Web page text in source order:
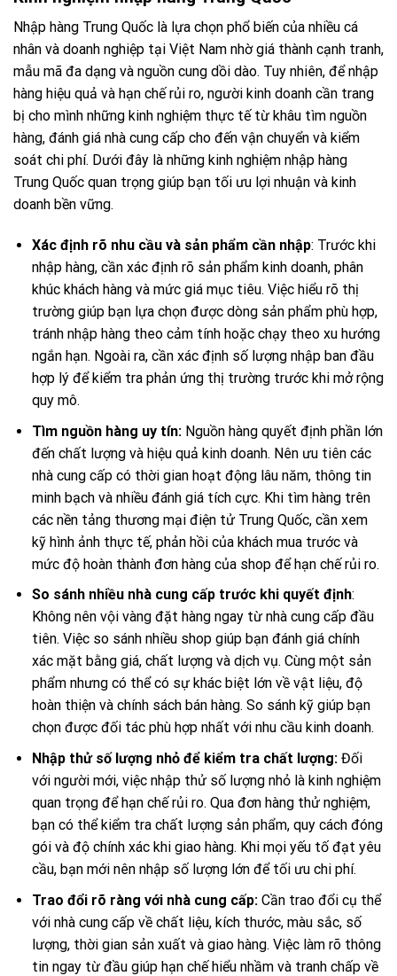
Nhập hàng Trung Quốc là lựa chọn phổ biến của nhiều cá
nhân và doanh nghiệp tại Việt Nam nhờ giá thành cạnh tranh,
mẫu mã đa dạng và nguồn cung dồi dào. Tuy nhiên, để nhập
hàng hiệu quả và hạn chế rủi ro, người kinh doanh cần trang
bị cho mình những kinh nghiệm thực tế từ khâu tìm nguồn
hàng, đánh giá nhà cung cấp cho đến vận chuyển và kiểm
soát chi phí. Dưới đây là những kinh nghiệm nhập hàng
Trung Quốc quan trọng giúp bạn tối ưu lợi nhuận và kinh
doanh bền vững.
Xác định rõ nhu cầu và sản phẩm cần nhập: Trước khi
nhập hàng, cần xác định rõ sản phẩm kinh doanh, phân
khúc khách hàng và mức giá mục tiêu. Việc hiểu rõ thị
trường giúp bạn lựa chọn được dòng sản phẩm phù hợp,
tránh nhập hàng theo cảm tính hoặc chạy theo xu hướng
ngắn hạn. Ngoài ra, cần xác định số lượng nhập ban đầu
hợp lý để kiểm tra phản ứng thị trường trước khi mở rộng
quy mô.
Tìm nguồn hàng uy tín:Nguồn hàng quyết định phần lớn
đến chất lượng và hiệu quả kinh doanh. Nên ưu tiên các
nhà cung cấp có thời gian hoạt động lâu năm, thông tin
minh bạch và nhiều đánh giá tích cực. Khi tìm hàng trên
các nền tảng thương mại điện tử Trung Quốc, cần xem
kỹ hình ảnh thực tế, phản hồi của khách mua trước và
mức độ hoàn thành đơn hàng của shop để hạn chế rủi ro.
So sánh nhiều nhà cung cấp trước khi quyết định:
Không nên vội vàng đặt hàng ngay từ nhà cung cấp đầu
tiên. Việc so sánh nhiều shop giúp bạn đánh giá chính
xác mặt bằng giá, chất lượng và dịch vụ. Cùng một sản
phẩm nhưng có thể có sự khác biệt lớn về vật liệu, độ
hoàn thiện và chính sách bán hàng. So sánh kỹ giúp bạn
chọn được đối tác phù hợp nhất với nhu cầu kinh doanh.
Nhập thử số lượng nhỏ để kiểm tra chất lượng:Đối
với người mới, việc nhập thử số lượng nhỏ là kinh nghiệm
quan trọng để hạn chế rủi ro. Qua đơn hàng thử nghiệm,
bạn có thể kiểm tra chất lượng sản phẩm, quy cách đóng
gói và độ chính xác khi giao hàng. Khi mọi yếu tố đạt yêu
cầu, bạn mới nên nhập số lượng lớn để tối ưu chi phí.
Trao đổi rõ ràng với nhà cung cấp:Cần trao đổi cụ thể
với nhà cung cấp về chất liệu, kích thước, màu sắc, số
lượng, thời gian sản xuất và giao hàng. Việc làm rõ thông
tin ngay từ đầu giúp hạn chế hiểu nhầm và tranh chấp về